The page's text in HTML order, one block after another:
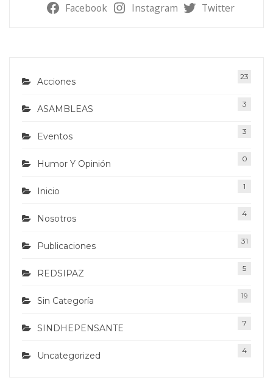
Facebook Instagram Twitter
Acciones 23
ASAMBLEAS 3
Eventos 3
Humor Y Opinión 0
Inicio 1
Nosotros 4
Publicaciones 31
REDSIPAZ 5
Sin Categoría 19
SINDHEPENSANTE 7
Uncategorized 4